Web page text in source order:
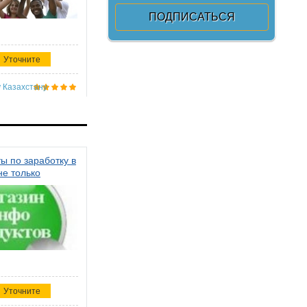
Уточните
Казахстану
по заработку в
только
Уточните